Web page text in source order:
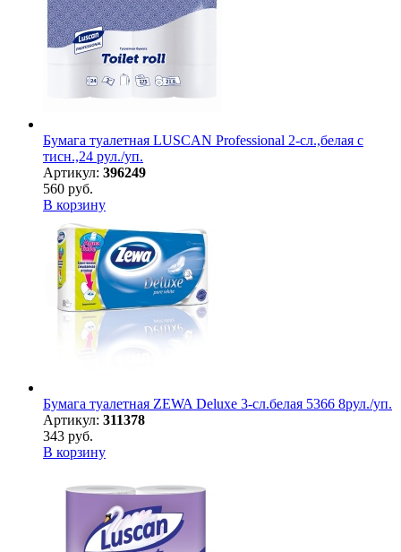
Бумага туалетная LUSCAN Professional 2-сл.,белая с
тисн.,24 рул./уп.
Артикул: 396249
560 руб.
В корзину
Бумага туалетная ZEWA Deluxe 3-сл.белая 5366 8рул./уп.
Артикул: 311378
343 руб.
В корзину